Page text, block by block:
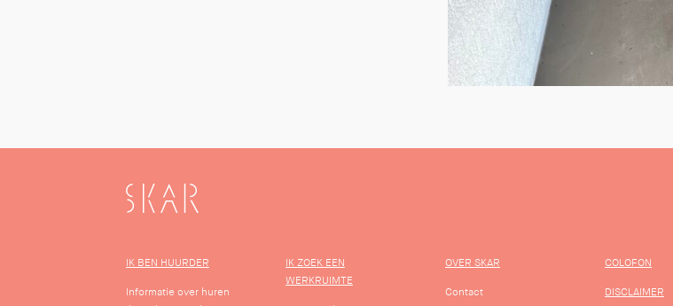
SKAR
IK BEN HUURDER
Informatie over huren
IK ZOEK EEN
WERKRUIMTE
OVER SKAR
Contact
COLOFON
DISCLAIMER